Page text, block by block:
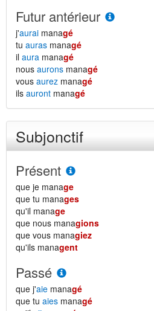
Futur antérieur
j'aurai managé
tu auras managé
il aura managé
nous aurons managé
vous aurez managé
ils auront managé
Subjonctif
Présent
que je manage
que tu manages
qu'il manage
que nous managions
que vous managiez
qu'ils managent
Passé
que j'aie managé
que tu aies managé